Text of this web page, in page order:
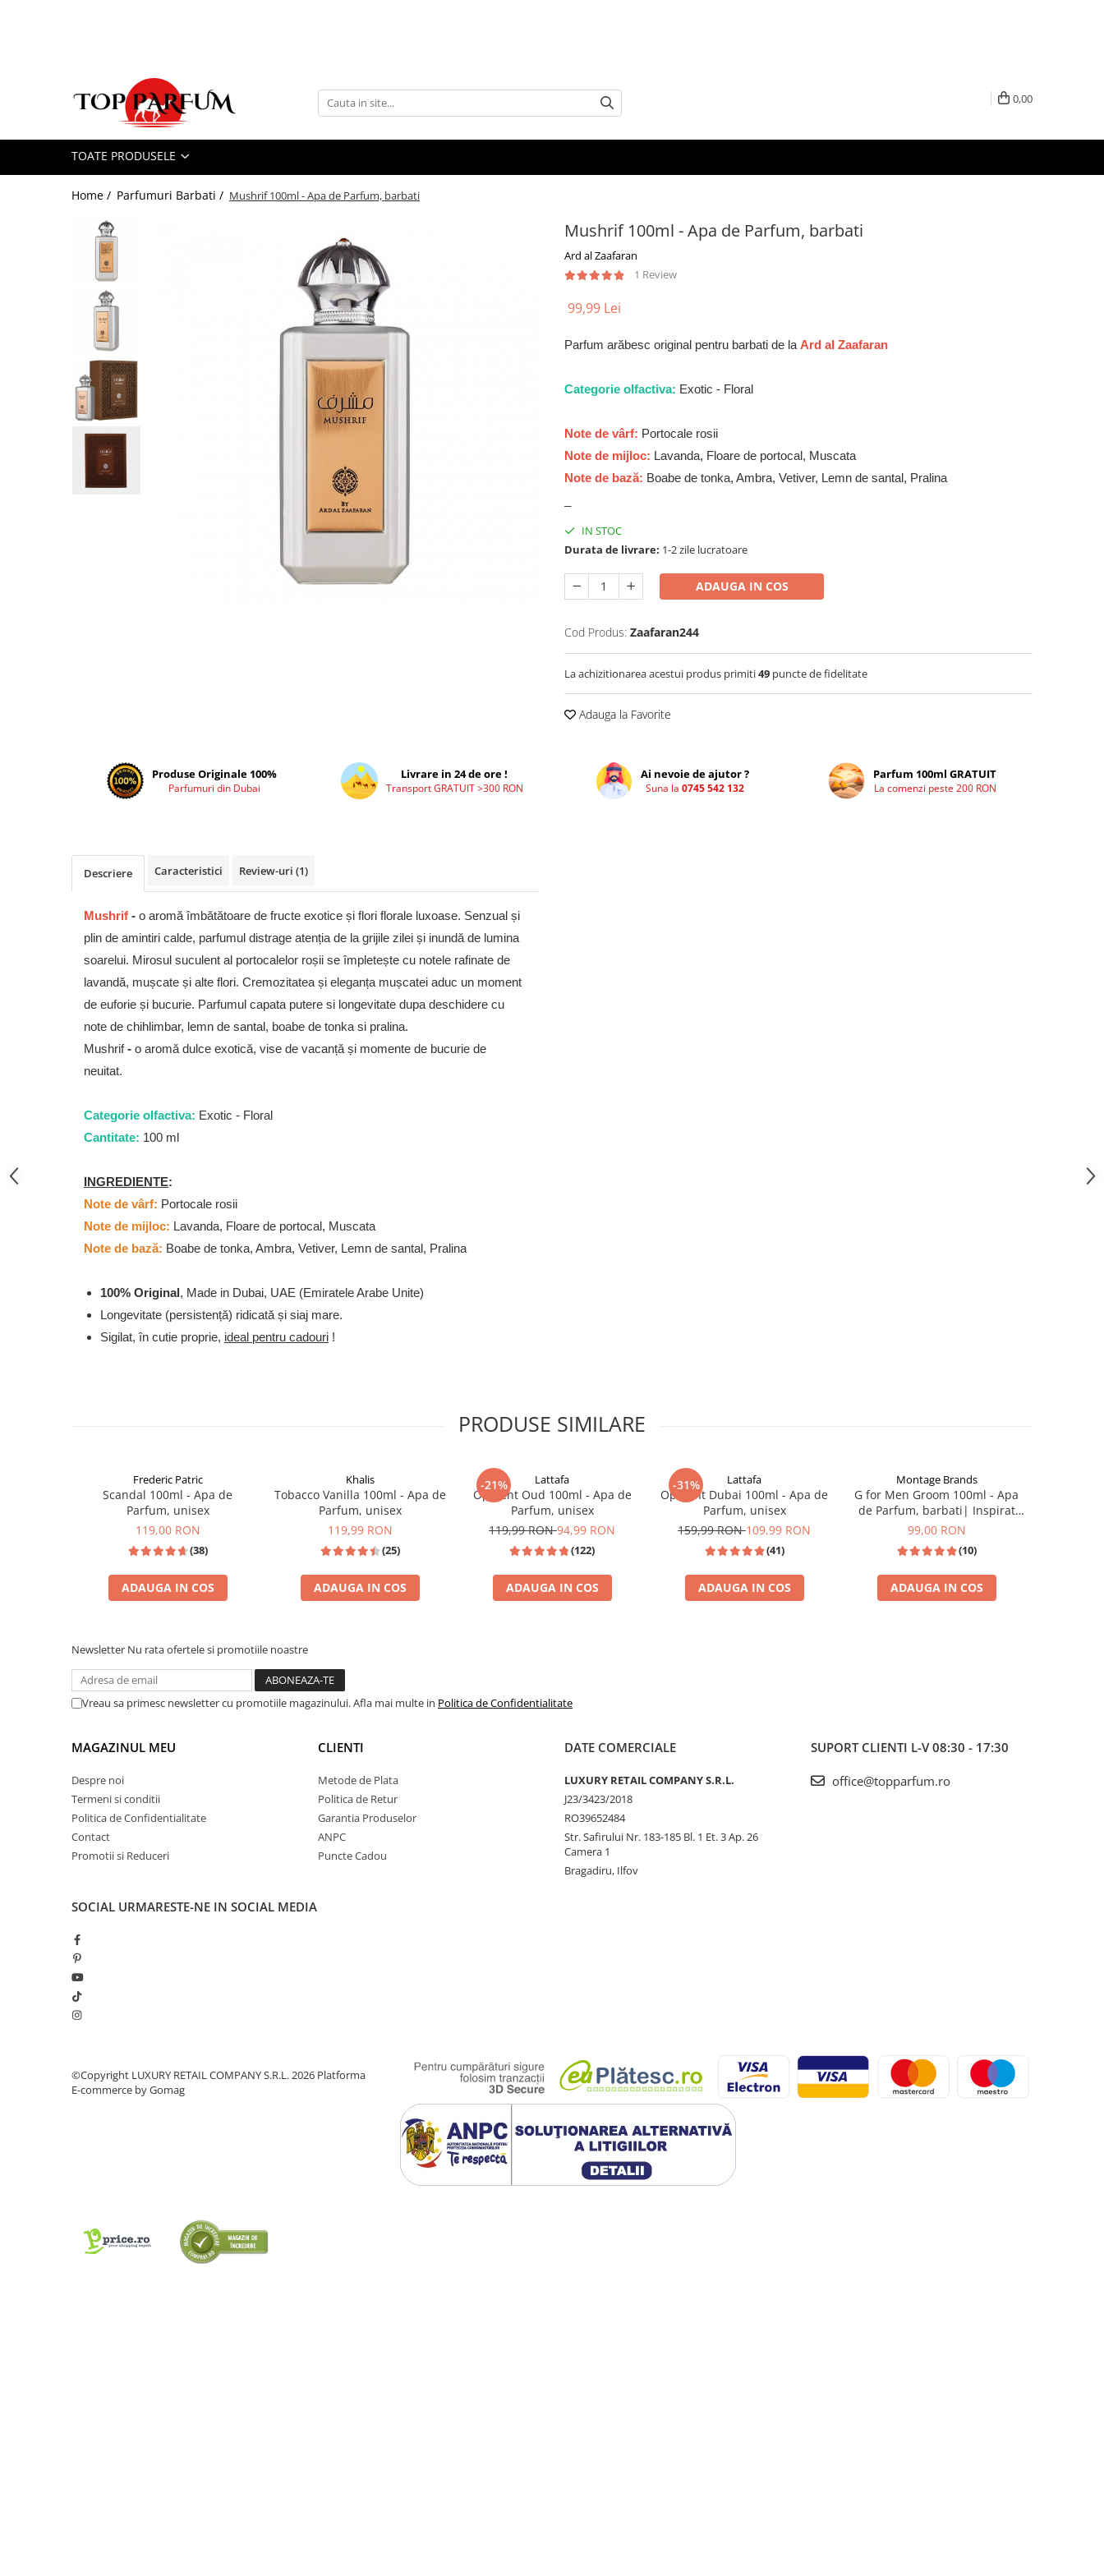
Seturi Parfumuri
Pachete BARBATI
Parfumuri Barbati
Parfumuri Unisex
Tipuri Parfumuri
Parfumuri Citrice
Parfumuri Condimentate
Parfumuri Dulci
Parfumuri Exotice
Parfumuri Fresh
Parfumuri Florale
Parfumuri Fructate
Cadouri pentru EA
Ard al Zaafaran
Fragrance World
French Avenue
Grandeur Elite
Jenny Glow
Lattafa Pride
Maison Alhambra
Montage Brands
Parfumuri clona / Dupes
Recenzii clienti
0,00
TOATE PRODUSELE
Home / Parfumuri Barbati / Mushrif 100ml - Apa de Parfum, barbati
Mushrif 100ml - Apa de Parfum, barbati
Ard al Zaafaran
1 Review
99,99 Lei
Parfum arăbesc original pentru barbati de la Ard al Zaafaran
Categorie olfactiva: Exotic - Floral
Note de vârf: Portocale rosii
Note de mijloc: Lavanda, Floare de portocal, Muscata
Note de bază: Boabe de tonka, Ambra, Vetiver, Lemn de santal, Pralina
IN STOC
Durata de livrare: 1-2 zile lucratoare
ADAUGA IN COS
Cod Produs: Zaafaran244
La achizitionarea acestui produs primiti49 puncte de fidelitate
Adauga la Favorite
Produse Originale 100%
Parfumuri din Dubai
Livrare in 24 de ore !
Transport GRATUIT >300 RON
Ai nevoie de ajutor ?
Suna la 0745 542 132
Parfum 100ml GRATUIT
La comenzi peste 200 RON
Descriere Caracteristici Review-uri (1)
Mushrif - o aromă îmbătătoare de fructe exotice și flori florale luxoase. Senzual și
plin de amintiri calde, parfumul distrage atenția de la grijile zilei și inundă de lumina
soarelui. Mirosul suculent al portocalelor roșii se împletește cu notele rafinate de
lavandă, mușcate și alte flori. Cremozitatea și eleganța mușcatei aduc un moment
de euforie și bucurie. Parfumul capata putere si longevitate dupa deschidere cu
note de chihlimbar, lemn de santal, boabe de tonka si pralina.
Mushrif- o aromă dulce exotică, vise de vacanță și momente de bucurie de
neuitat.
Categorie olfactiva: Exotic - Floral
Cantitate: 100 ml
INGREDIENTE:
Note de vârf: Portocale rosii
Note de mijloc: Lavanda, Floare de portocal, Muscata
Note de bază: Boabe de tonka, Ambra, Vetiver, Lemn de santal, Pralina
100% Original, Made in Dubai, UAE (Emiratele Arabe Unite)
Longevitate (persistență) ridicată și siaj mare.
Sigilat, în cutie proprie, ideal pentru cadouri !
PRODUSE SIMILARE
Frederic Patric
Scandal 100ml - Apa de
Parfum, unisex
119,00 RON
(38)
ADAUGA IN COS
Khalis
Tobacco Vanilla 100ml - Apa de
Parfum, unisex
119,99 RON
(25)
ADAUGA IN COS
-21% Lattafa
Opulent Oud 100ml - Apa de
Parfum, unisex
119,99 RON94,99 RON
(122)
ADAUGA IN COS
-31% Lattafa
Opulent Dubai 100ml - Apa de
Parfum, unisex
159,99 RON109,99 RON
(41)
ADAUGA IN COS
Montage Brands
G for Men Groom 100ml - Apa
de Parfum, barbati| Inspirat
din Jean Paul Gaultier Le Beau
99,00 RON
(10)
ADAUGA IN COS
Newsletter Nu rata ofertele si promotiile noastre
Vreau sa primesc newsletter cu promotiile magazinului. Afla mai multe in Politica de Confidentialitate
MAGAZINUL MEU
Despre noi
Termeni si conditii
Politica de Confidentialitate
Contact
Promotii si Reduceri
CLIENTI
Metode de Plata
Politica de Retur
Garantia Produselor
ANPC
Puncte Cadou
DATE COMERCIALE
LUXURY RETAIL COMPANY S.R.L.
J23/3423/2018
RO39652484
Str. Safirului Nr. 183-185 Bl. 1 Et. 3 Ap. 26
Camera 1
Bragadiru, Ilfov
SUPORT CLIENTI L-V 08:30 - 17:30
office@topparfum.ro
SOCIAL URMARESTE-NE IN SOCIAL MEDIA
©Copyright LUXURY RETAIL COMPANY S.R.L. 2026 Platforma
E-commerce by Gomag